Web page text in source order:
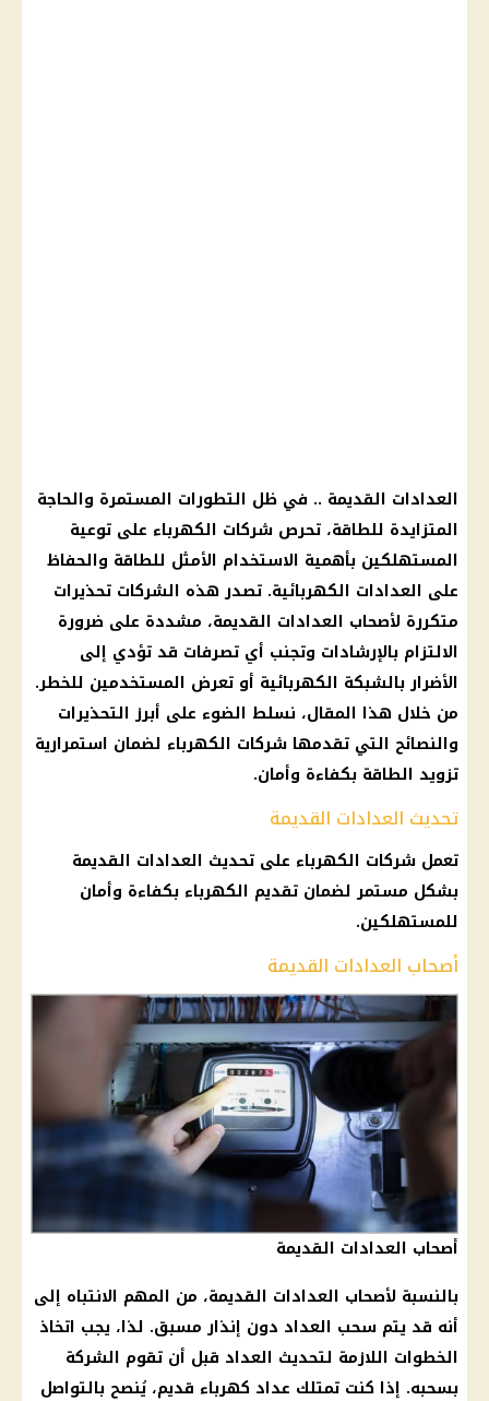
العدادات القديمة .. في ظل التطورات المستمرة والحاجة
المتزايدة للطاقة، تحرص شركات الكهرباء على توعية
المستهلكين بأهمية الاستخدام الأمثل للطاقة والحفاظ
على العدادات الكهربائية. تصدر هذه الشركات تحذيرات
متكررة لأصحاب العدادات القديمة، مشددة على ضرورة
الالتزام بالإرشادات وتجنب أي تصرفات قد تؤدي إلى
الأضرار بالشبكة الكهربائية أو تعرض المستخدمين للخطر.
من خلال هذا المقال، نسلط الضوء على أبرز التحذيرات
والنصائح التي تقدمها شركات الكهرباء لضمان استمرارية
تزويد الطاقة بكفاءة وأمان.
تحديث العدادات القديمة
تعمل شركات الكهرباء على تحديث العدادات القديمة
بشكل مستمر لضمان تقديم الكهرباء بكفاءة وأمان
للمستهلكين.
أصحاب العدادات القديمة
أصحاب العدادات القديمة
بالنسبة لأصحاب العدادات القديمة، من المهم الانتباه إلى
أنه قد يتم سحب العداد دون إنذار مسبق. لذا، يجب اتخاذ
الخطوات اللازمة لتحديث العداد قبل أن تقوم الشركة
بسحبه. إذا كنت تمتلك عداد كهرباء قديم، يُنصح بالتواصل